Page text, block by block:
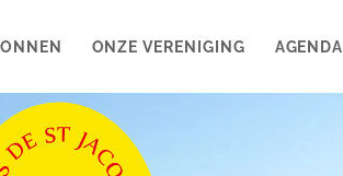
ONZE VERENIGING AGENDA